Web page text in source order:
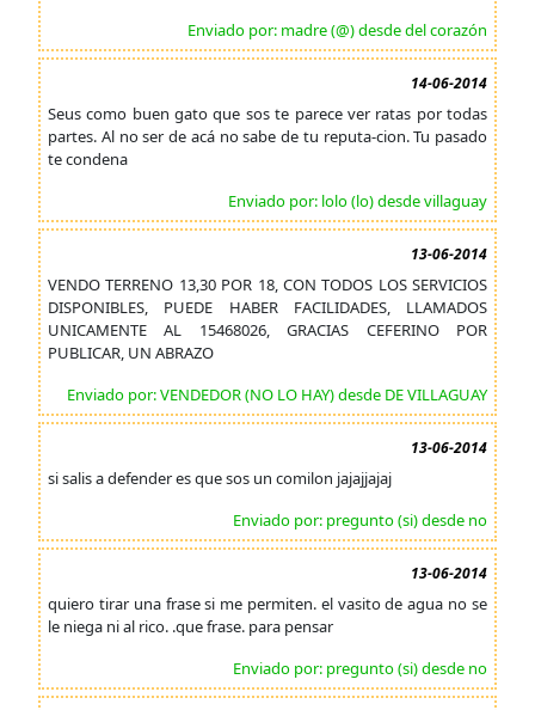
Enviado por: madre (@) desde del corazón
14-06-2014
Seus como buen gato que sos te parece ver ratas por todas
partes. Al no ser de acá no sabe de tu reputa-cion. Tu pasado
te condena
Enviado por: lolo (lo) desde villaguay
13-06-2014
VENDO TERRENO 13,30 POR 18, CON TODOS LOS SERVICIOS
DISPONIBLES, PUEDE HABER FACILIDADES, LLAMADOS
UNICAMENTE AL 15468026, GRACIAS CEFERINO POR
PUBLICAR, UN ABRAZO
Enviado por: VENDEDOR (NO LO HAY) desde DE VILLAGUAY
13-06-2014
si salis a defender es que sos un comilon jajajjajaj
Enviado por: pregunto (si) desde no
13-06-2014
quiero tirar una frase si me permiten. el vasito de agua no se
le niega ni al rico. .que frase. para pensar
Enviado por: pregunto (si) desde no